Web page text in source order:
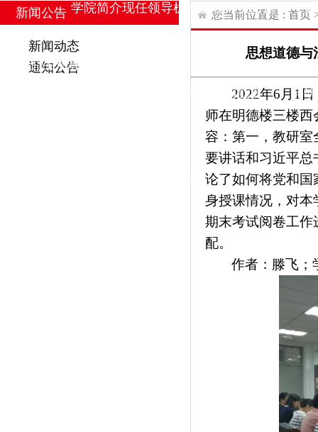
学院简介现任领导机构设置师资力量
研究生培养
学生活动 招生与就业
科
工会活动
新闻公告
新闻动态
通知公告
您当前位置是 : 首页
思想道德与
2022年6月1
师在明德楼三楼
容：第一，教研室
要讲话和习近平总
论了如何将党和国
身授课情况，对本
期末考试阅卷工作
配。
作者：滕飞；